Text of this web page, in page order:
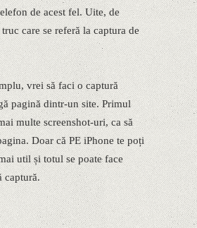
de acest fel. Uite, de
care se referă la captura de
vrei să faci o captură
pagină dintr-un site. Primul
multe screenshot-uri, ca să
Doar că PE iPhone te poți
util și totul se poate face
captură.